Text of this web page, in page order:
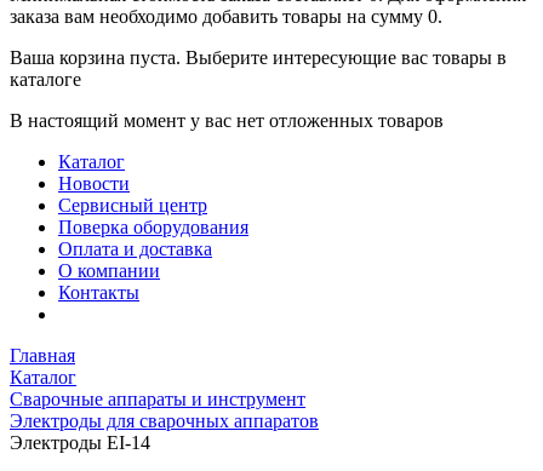
заказа вам необходимо добавить товары на сумму 0.
Ваша корзина пуста. Выберите интересующие вас товары в
каталоге
В настоящий момент у вас нет отложенных товаров
Каталог
Новости
Сервисный центр
Поверка оборудования
Оплата и доставка
О компании
Контакты
Главная
Каталог
Сварочные аппараты и инструмент
Электроды для сварочных аппаратов
Электроды EI-14